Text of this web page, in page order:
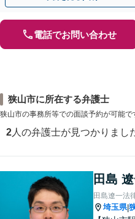
電話でお問い合わせ
狭山市に所在する弁護士
狭山市の事務所等での面談予約が可能で
2 人の弁護士が見つかりまし
田島
田島遼一法
埼玉県|